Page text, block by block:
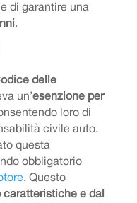
di garantire una
.
delle
un’esenzione per
loro di
civile auto.
questa
obbligatorio
. Questo
caratteristiche e dal